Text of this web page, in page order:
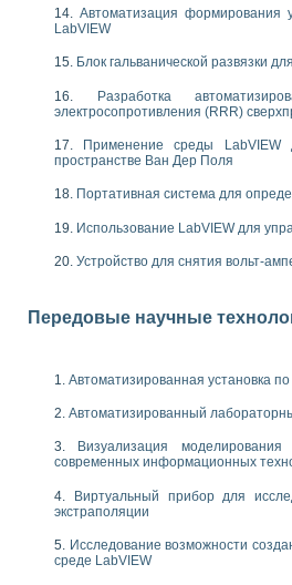
«Моделирование систем» и
электрических характеристик
характеристик на основе
теории Коммутации
работы «Имитационное
национального проекта «Образование»
практикумов на кафедре
образования и подготовки
по электротехнике в среде
программе «Прикладная физика и
ИИС на базе оборудования NI
Автоматизация формирования
LabVIEW
Блок гальванической развязки
Разработка
электросопротивления (RRR)
Применение среды LabVIEW
пространстве Ван Дер Поля
Портативная система для
Использование LabVIEW для
Устройство для снятия вольт-
Передовые научные
Автоматизированная установка
Автоматизированный
Визуализация
современных информационных
Виртуальный прибор для
экстраполяции
Исследование возможности
среде LabVIEW